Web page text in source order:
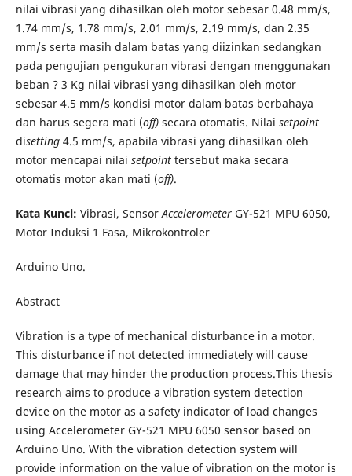
nilai vibrasi yang dihasilkan oleh motor sebesar 0.48 mm/s,
1.74 mm/s, 1.78 mm/s, 2.01 mm/s, 2.19 mm/s, dan 2.35
mm/s serta masih dalam batas yang diizinkan sedangkan
pada pengujian pengukuran vibrasi dengan menggunakan
beban ? 3 Kg nilai vibrasi yang dihasilkan oleh motor
sebesar 4.5 mm/s kondisi motor dalam batas berbahaya
dan harus segera mati (off)secara otomatis. Nilai setpoint
disetting4.5 mm/s, apabila vibrasi yang dihasilkan oleh
motor mencapai nilai setpointtersebut maka secara
otomatis motor akan mati (off).
Kata Kunci: Vibrasi, SensorAccelerometerGY-521 MPU 6050,
Motor Induksi 1 Fasa, Mikrokontroler
Arduino Uno.
Abstract
Vibration is a type of mechanical disturbance in a motor.
This disturbance if not detected immediately will cause
damage that may hinder the production process.This thesis
research aims to produce a vibration system detection
device on the motor as a safety indicator of load changes
using Accelerometer GY-521 MPU 6050 sensor based on
Arduino Uno. With the vibration detection system will
provide information on the value of vibration on the motor is